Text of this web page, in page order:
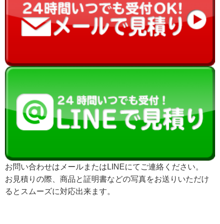
お問い合わせはメールまたはLINEにてご連絡ください。
お見積りの際、商品と証明書などの写真をお送りいただけ
るとスムーズに対応出来ます。